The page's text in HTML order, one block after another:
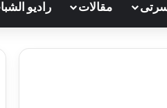
مقالات راديو